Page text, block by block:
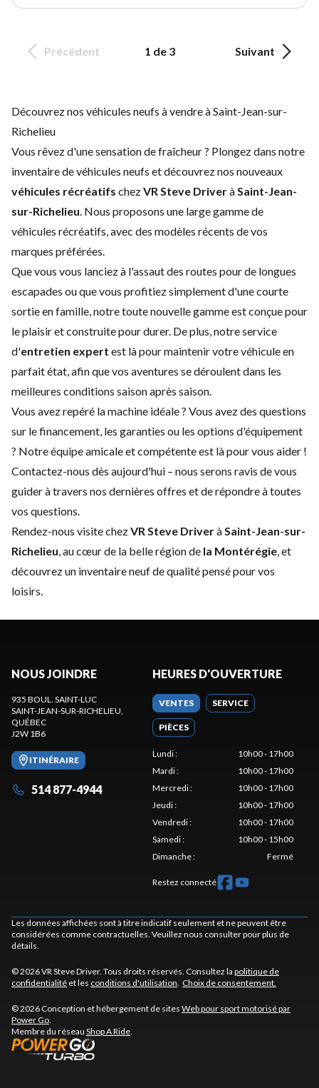
Précédent 1 de 3 Suivant
Découvrez nos véhicules neufs à vendre à Saint-Jean-sur-
Richelieu
Vous rêvez d'une sensation de fraîcheur ? Plongez dans notre
inventaire de véhicules neufs et découvrez nos nouveaux
véhicules récréatifs chezVR Steve DriveràSaint-Jean-
sur-Richelieu. Nous proposons une large gamme de
véhicules récréatifs, avec des modèles récents de vos
marques préférées.
Que vous vous lanciez à l'assaut des routes pour de longues
escapades ou que vous profitiez simplement d'une courte
sortie en famille, notre toute nouvelle gamme est conçue pour
le plaisir et construite pour durer. De plus, notre service
d'entretien expert est là pour maintenir votre véhicule en
parfait état, afin que vos aventures se déroulent dans les
meilleures conditions saison après saison.
Vous avez repéré la machine idéale ? Vous avez des questions
sur le financement, les garanties ou les options d'équipement
? Notre équipe amicale et compétente est là pour vous aider !
Contactez-nous dès aujourd'hui – nous serons ravis de vous
guider à travers nos dernières offres et de répondre à toutes
vos questions.
Rendez-nous visite chezVR Steve DriveràSaint-Jean-sur-
Richelieu, au cœur de la belle région de la Montérégie, et
découvrez un inventaire neuf de qualité pensé pour vos
loisirs.
NOUS JOINDRE
935 BOUL. SAINT-LUC
SAINT-JEAN-SUR-RICHELIEU,
QUÉBEC
J2W 1B6
ITINÉRAIRE
514 877-4944
HEURES D'OUVERTURE
VENTES SERVICE
PIÈCES
Lundi:
10h00 - 17h00
Mardi:
10h00 - 17h00
Mercredi:
10h00 - 17h00
Jeudi:
10h00 - 17h00
Vendredi:
10h00 - 17h00
Samedi:
10h00 - 15h00
Dimanche: Fermé
Restez connecté
Les données affichées sont à titre indicatif seulement et ne peuvent être
considérées comme contractuelles. Veuillez nous consulter pour plus de
détails.
© 2026 VR Steve Driver. Tous droits réservés. Consultez la politique de
confidentialité et les conditions d'utilisation. Choix de consentement.
© 2026 Conception et hébergement de sites Web pour sport motorisé par
Power Go.
Membre du réseau Shop A Ride.